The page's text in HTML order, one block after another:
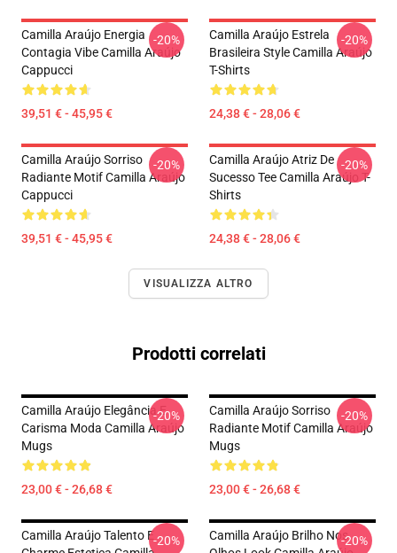
Camilla Araújo Energia
Contagia Vibe Camilla Araújo
Cappucci
39,51 € - 45,95 €
-20%
Camilla Araújo Estrela
Brasileira Style Camilla Araújo
T-Shirts
24,38 € - 28,06 €
-20%
Camilla Araújo Sorriso
Radiante Motif Camilla Araújo
Cappucci
39,51 € - 45,95 €
-20%
Camilla Araújo Atriz De
Sucesso Tee Camilla Araújo T-
Shirts
24,38 € - 28,06 €
-20%
VISUALIZZA ALTRO
Prodotti correlati
Camilla Araújo Elegância E
Carisma Moda Camilla Araújo
Mugs
23,00 € - 26,68 €
-20%
Camilla Araújo Sorriso
Radiante Motif Camilla Araújo
Mugs
23,00 € - 26,68 €
-20%
Camilla Araújo Talento E-20%
Camilla Araújo Brilho Nos-20%